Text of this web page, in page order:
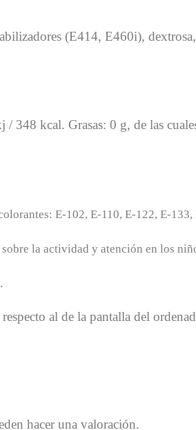
(E414, E460i),
348 kcal. Grasas: 0 g, de las
E-102, E-110, E-122, E-133,
la actividad y atención en los
.
al de la pantalla del
hacer una valoración.